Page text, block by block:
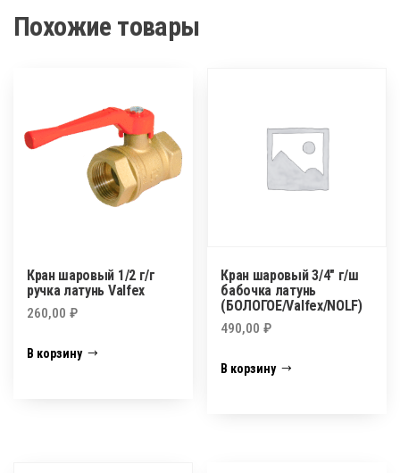
рычаг
Похожие товары
Кран шаровый 1/2 г/г
ручка латунь Valfex
260,00 ₽
В корзину
Кран шаровый 3/4″ г/ш
бабочка латунь
(БОЛОГОЕ/Valfex/NOLF)
490,00₽
В корзину